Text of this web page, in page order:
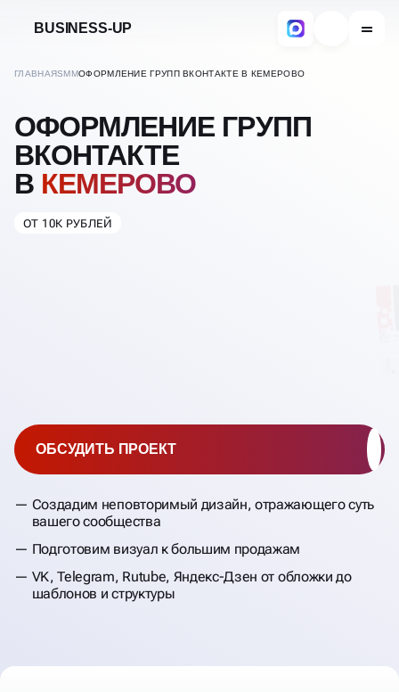
BUSINESS-UP
ГЛАВНАЯSMMОФОРМЛЕНИЕ ГРУПП ВКОНТАКТЕ В КЕМЕРОВО
ОФОРМЛЕНИЕ ГРУПП
ВКОНТАКТЕ
В КЕМЕРОВО
ОТ 10К РУБЛЕЙ
Создадим неповторимый дизайн, отражающего суть
вашего сообщества
Подготовим визуал к большим продажам
VK, Telegram, Rutube, Яндекс-Дзен от обложки до
шаблонов и структуры
ОБСУДИТЬ ПРОЕКТ